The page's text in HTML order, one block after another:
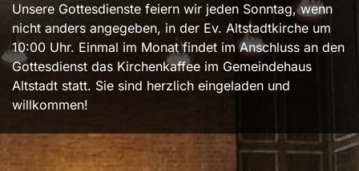
Unsere Gottesdienste feiern wir jeden Sonntag, wenn
nicht anders angegeben, in der Ev. Altstadtkirche um
10:00 Uhr. Einmal im Monat findet im Anschluss an den
Gottesdienst das Kirchenkaffee im Gemeindehaus
Altstadt statt. Sie sind herzlich eingeladen und
willkommen!